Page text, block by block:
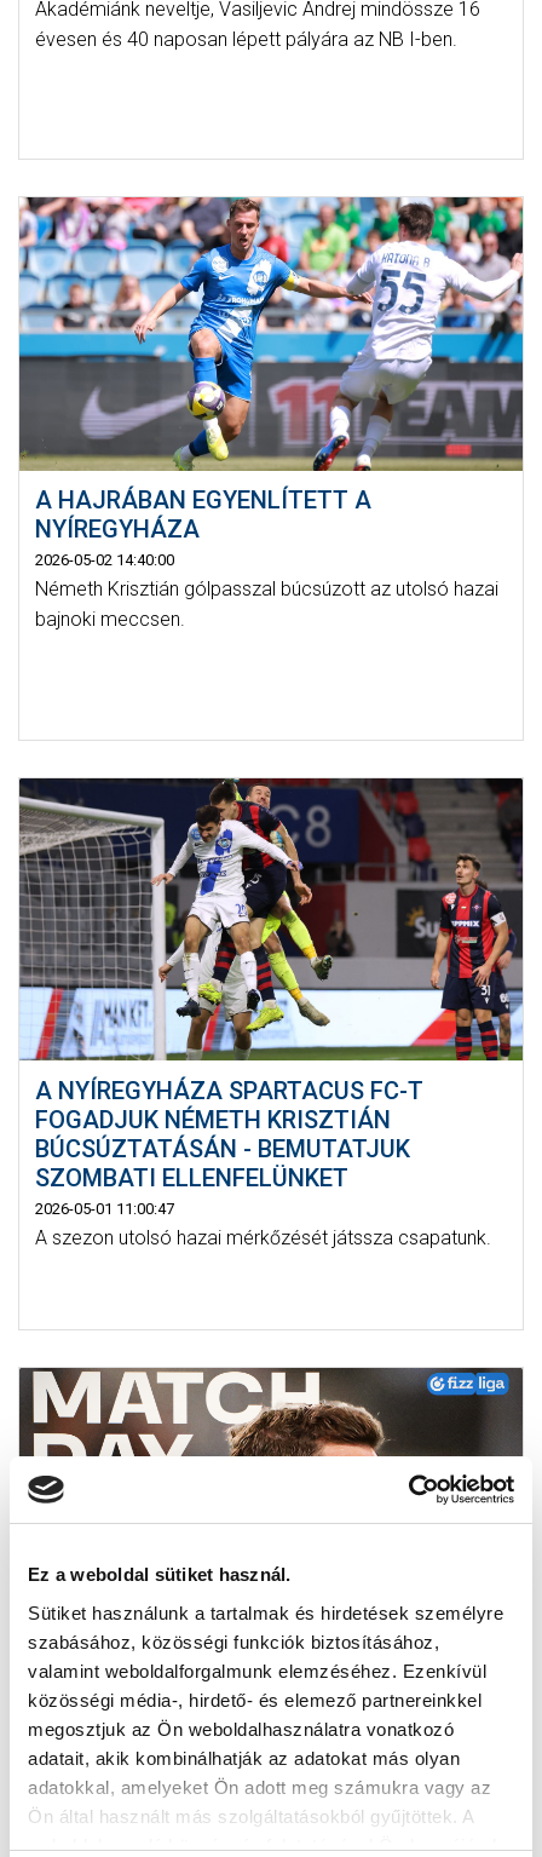
Ez a weboldal sütiket használ.
Sütiket használunk a tartalmak és hirdetések személyre
szabásához, közösségi funkciók biztosításához,
valamint weboldalforgalmunk elemzéséhez. Ezenkívül
közösségi média-, hirdető- és elemező partnereinkkel
megosztjuk az Ön weboldalhasználatra vonatkozó
adatait, akik kombinálhatják az adatokat más olyan
adatokkal, amelyeket Ön adott meg számukra vagy az
Ön által használt más szolgáltatásokból gyűjtöttek. A
weboldalon való böngészés folytatásával Ön hozzájárul a
Akadémiánk neveltje, Vasiljevic Andrej mindössze 16
évesen és 40 naposan lépett pályára az NB I-ben.
A HAJRÁBAN EGYENLÍTETT A
NYÍREGYHÁZA
2026-05-02 14:40:00
Németh Krisztián gólpasszal búcsúzott az utolsó hazai
bajnoki meccsen.
A NYÍREGYHÁZA SPARTACUS FC-T
FOGADJUK NÉMETH KRISZTIÁN
BÚCSÚZTATÁSÁN - BEMUTATJUK
SZOMBATI ELLENFELÜNKET
2026-05-01 11:00:47
A szezon utolsó hazai mérkőzését játssza csapatunk.
NÉMETH KRISZTIÁNT BÚCSÚZTATJUK
SZOMBATON - JEGYEK AZ UTOLSÓ HAZAI
MECCSRE
2026-04-27 10:10:46
Az utolsó hazai bajnokira zajlik a jegyárusítás. A
mérkőzésen búcsúztatjuk a profi karrierjét befejező